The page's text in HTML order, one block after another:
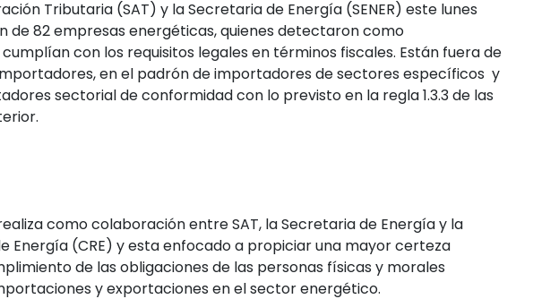
Tributaria (SAT) y la Secretaria de Energía (SENER) este lunes
de 82 empresas energéticas, quienes detectaron como
con los requisitos legales en términos fiscales. Están fuera de
en el padrón de importadores de sectores específicos y
sectorial de conformidad con lo previsto en la regla 1.3.3 de las
como colaboración entre SAT, la Secretaria de Energía y la
Energía (CRE) y esta enfocado a propiciar una mayor certeza
de las obligaciones de las personas físicas y morales
y exportaciones en el sector energético.